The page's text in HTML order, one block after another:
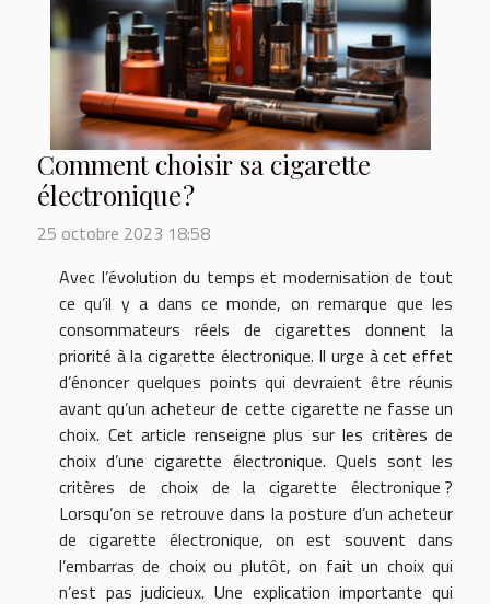
Comment choisir sa cigarette
électronique ?
25 octobre 2023 18:58
Avec l’évolution du temps et modernisation de tout
ce qu’il y a dans ce monde, on remarque que les
consommateurs réels de cigarettes donnent la
priorité à la cigarette électronique. Il urge à cet effet
d’énoncer quelques points qui devraient être réunis
avant qu’un acheteur de cette cigarette ne fasse un
choix. Cet article renseigne plus sur les critères de
choix d’une cigarette électronique. Quels sont les
critères de choix de la cigarette électronique ?
Lorsqu’on se retrouve dans la posture d’un acheteur
de cigarette électronique, on est souvent dans
l’embarras de choix ou plutôt, on fait un choix qui
n’est pas judicieux. Une explication importante qui